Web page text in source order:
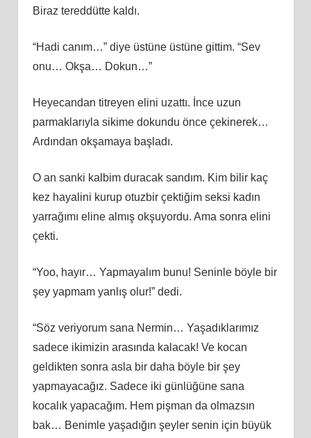
Biraz tereddütte kaldı.
“Hadi canım…” diye üstüne üstüne gittim. “Sev
onu… Okşa… Dokun…”
Heyecandan titreyen elini uzattı. İnce uzun
parmaklarıyla sikime dokundu önce çekinerek…
Ardından okşamaya başladı.
O an sanki kalbim duracak sandım. Kim bilir kaç
kez hayalini kurup otuzbir çektiğim seksi kadın
yarrağımı eline almış okşuyordu. Ama sonra elini
çekti.
“Yoo, hayır… Yapmayalım bunu! Seninle böyle bir
şey yapmam yanlış olur!” dedi.
“Söz veriyorum sana Nermin… Yaşadıklarımız
sadece ikimizin arasında kalacak! Ve kocan
geldikten sonra asla bir daha böyle bir şey
yapmayacağız. Sadece iki günlüğüne sana
kocalık yapacağım. Hem pişman da olmazsın
bak… Benimle yaşadığın şeyler senin için büyük